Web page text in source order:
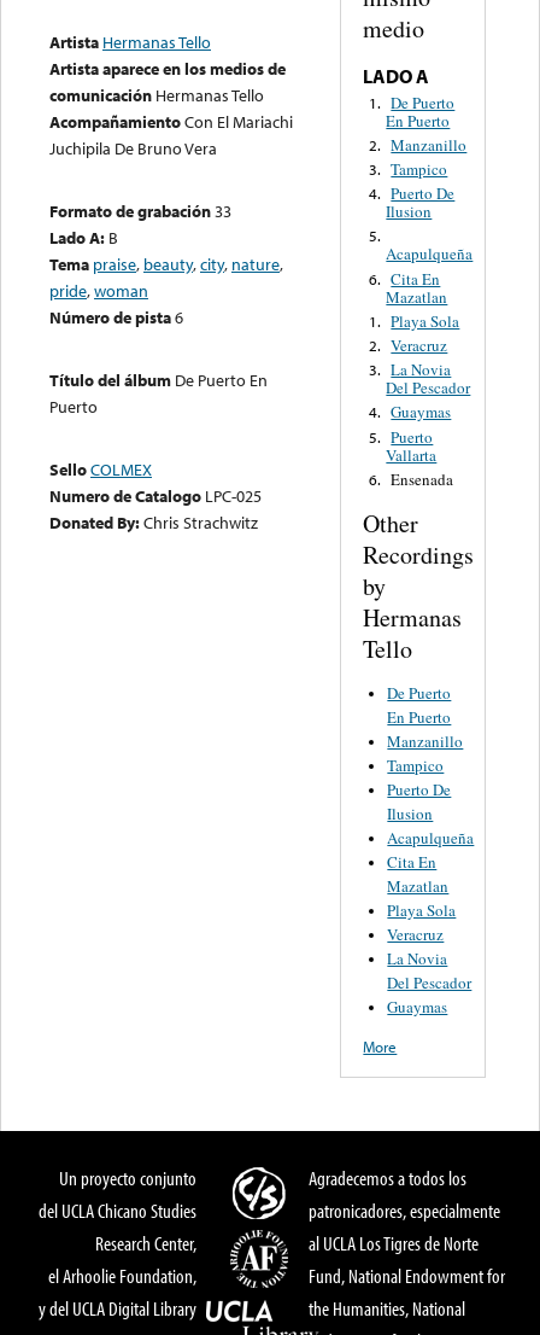
Artista Hermanas Tello
Artista aparece en los medios de
comunicación Hermanas Tello
AcompañamientoCon El Mariachi
Juchipila De Bruno Vera
Formato de grabación33
Lado A: B
Tema praise, beauty,city, nature,
pride,woman
Número de pista6
Título del álbum De Puerto En
Puerto
SelloCOLMEX
Numero de Catalogo LPC-025
Donated By:Chris Strachwitz
medio
LADO A
1. De Puerto
En Puerto
2. Manzanillo
3. Tampico
4. Puerto De
Ilusion
5.
Acapulqueña
6. Cita En
Mazatlan
1. Playa Sola
2. Veracruz
3. La Novia
Del Pescador
4. Guaymas
5. Puerto
Vallarta
6. Ensenada
Other
Recordings
by
Hermanas
Tello
De Puerto
En Puerto
Manzanillo
Tampico
Puerto De
Ilusion
Acapulqueña
Cita En
Mazatlan
Playa Sola
Veracruz
La Novia
Del Pescador
Guaymas
More
Un proyecto conjunto
del UCLA Chicano Studies
Research Center,
el Arhoolie Foundation,
y del UCLA Digital Library
Agradecemos a todos los
patronicadores, especialmente
al UCLA Los Tigres de Norte
Fund, National Endowment for
the Humanities, National